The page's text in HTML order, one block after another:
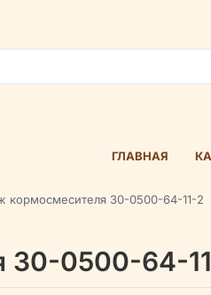
ГЛАВНАЯ
кормосмесителя 30-0500-64-11-2
0500-64-